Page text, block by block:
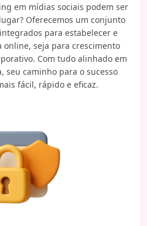
em mídias sociais podem ser
Oferecemos um conjunto
para estabelecer e
online, seja para crescimento
Com tudo alinhado em
seu caminho para o sucesso
fácil, rápido e eficaz.